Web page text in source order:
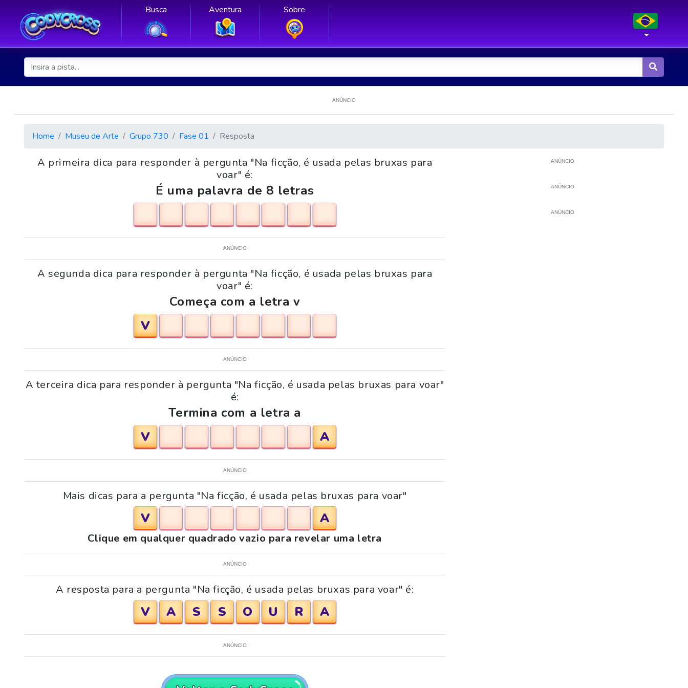
Busca Aventura Sobre
ANÚNCIO
Home Museu de Arte Grupo 730 Fase 01 Resposta
A primeira dica para responder à pergunta "Na ficção, é usada pelas bruxas para
voar" é:
É uma palavra de 8 letras
ANÚNCIO
A segunda dica para responder à pergunta "Na ficção, é usada pelas bruxas para
voar" é:
Começa com a letra v
V
ANÚNCIO
A terceira dica para responder à pergunta "Na ficção, é usada pelas bruxas para voar"
é:
Termina com a letra a
V
A
ANÚNCIO
Mais dicas para a pergunta "Na ficção, é usada pelas bruxas para voar"
V A
Clique em qualquer quadrado vazio para revelar uma letra
ANÚNCIO
A resposta para a pergunta "Na ficção, é usada pelas bruxas para voar" é:
V A S S O U R A
ANÚNCIO
ANÚNCIO
ANÚNCIO
ANÚNCIO